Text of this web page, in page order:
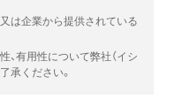
は企業から提供されている
、有用性について弊社（イシ
承ください。